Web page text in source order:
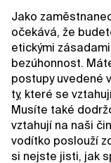
Jako
očekává, že
etickými
bezúhonnost.
postupy uvedené
ty, které se
Musíte také
vztahují na naši
vodítko poslouží
si nejste jisti, jak